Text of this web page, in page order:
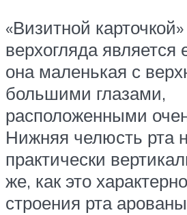
«Визитной
верхогляда является
она маленькая с
большими глазами,
расположенными
Нижняя челюсть рта
практически
же, как это
строения рта